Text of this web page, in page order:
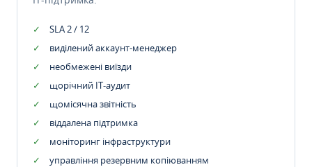
SLA 2 / 12
виділений аккаунт-менеджер
необмежені виїзди
щорічний IT-аудит
щомісячна звітність
віддалена підтримка
моніторинг інфраструктури
управління резервним копіюванням